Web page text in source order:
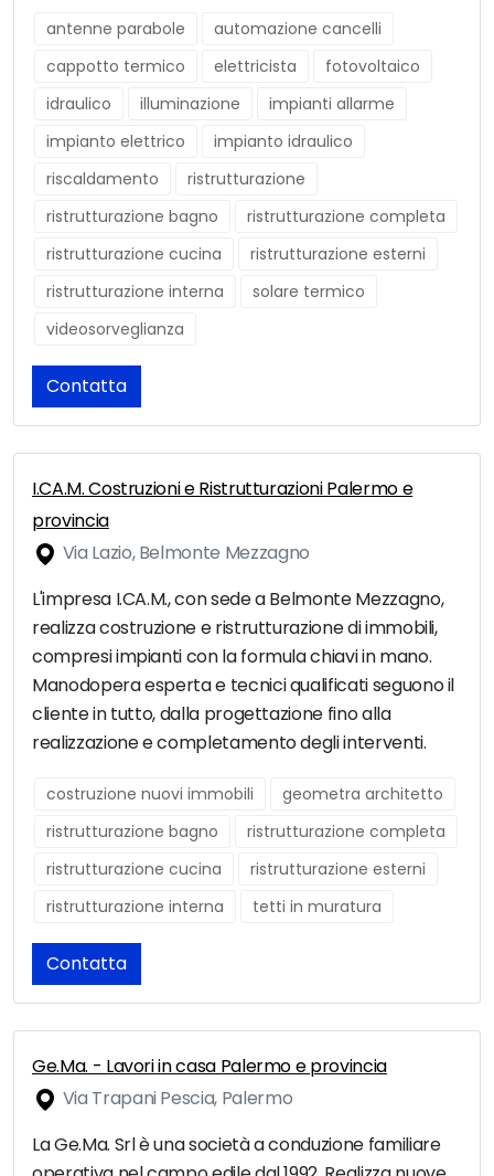
antenne parabole
automazione cancelli
cappotto termico
elettricista
fotovoltaico
idraulico
illuminazione
impianti allarme
impianto elettrico
impianto idraulico
riscaldamento
ristrutturazione
ristrutturazione bagno
ristrutturazione completa
ristrutturazione cucina
ristrutturazione esterni
ristrutturazione interna
solare termico
videosorveglianza
Contatta
I.CA.M. Costruzioni e Ristrutturazioni Palermo e
provincia
Via Lazio, Belmonte Mezzagno
L'impresa I.CA.M., con sede a Belmonte Mezzagno,
realizza costruzione e ristrutturazione di immobili,
compresi impianti con la formula chiavi in mano.
Manodopera esperta e tecnici qualificati seguono il
cliente in tutto, dalla progettazione fino alla
realizzazione e completamento degli interventi.
costruzione nuovi immobili
geometra architetto
ristrutturazione bagno
ristrutturazione completa
ristrutturazione cucina
ristrutturazione esterni
ristrutturazione interna
tetti in muratura
Contatta
Ge.Ma. - Lavori in casa Palermo e provincia
Via Trapani Pescia, Palermo
La Ge.Ma. Srl è una società a conduzione familiare